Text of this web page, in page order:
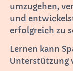
umzugehen,
und
erfolgreich zu
Lernen kann
Unterstützung